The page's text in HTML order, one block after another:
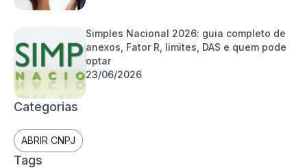
Simples Nacional 2026: guia completo de
anexos, Fator R, limites, DAS e quem pode
optar
23/06/2026
Categorias
ABRIR CNPJ
Tags